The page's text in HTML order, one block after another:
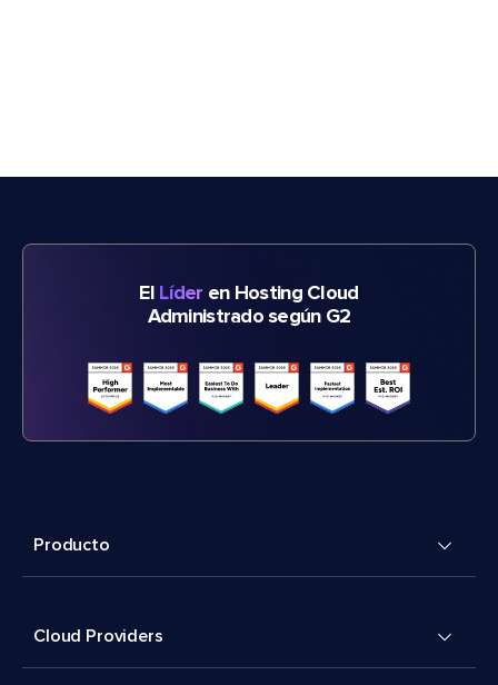
El Líder en Hosting Cloud
Administrado según G2
Producto
Cloud Providers